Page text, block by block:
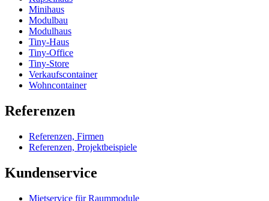
Minihaus
Modulbau
Modulhaus
Tiny-Haus
Tiny-Office
Tiny-Store
Verkaufscontainer
Wohncontainer
Referenzen
Referenzen, Firmen
Referenzen, Projektbeispiele
Kundenservice
Mietservice für Raummodule